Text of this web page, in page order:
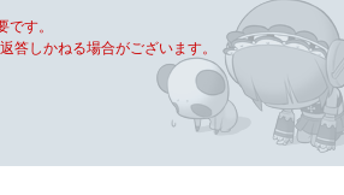
す。
しかねる場合がございます。